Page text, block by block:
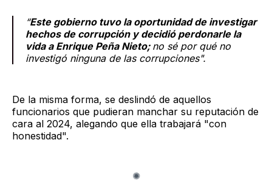
“Este gobierno tuvo la oportunidad de investigar
hechos de corrupción y decidió perdonarle la
vida a Enrique Peña Nieto; no sé por qué no
investigó ninguna de las corrupciones".
De la misma forma, se deslindó de aquellos
funcionarios que pudieran manchar su reputación de
cara al 2024, alegando que ella trabajará "con
honestidad".